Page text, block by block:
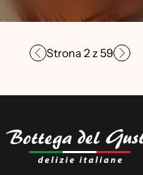
Strona 2z59